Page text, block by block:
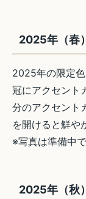
2025年（春
2025年の限定
冠にアクセント
分のアクセント
を開けると鮮や
※写真は準備中で
2025年（秋